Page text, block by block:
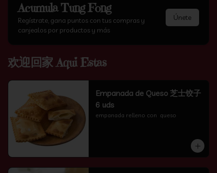
AcumulaTung Fong
Regístrate, gana puntos con tus compras y
canjealos por productos y más
Únete
欢迎回家 Aqui Estas
Empanada de Queso 芝士饺子
6 uds
empanada relleno con  queso